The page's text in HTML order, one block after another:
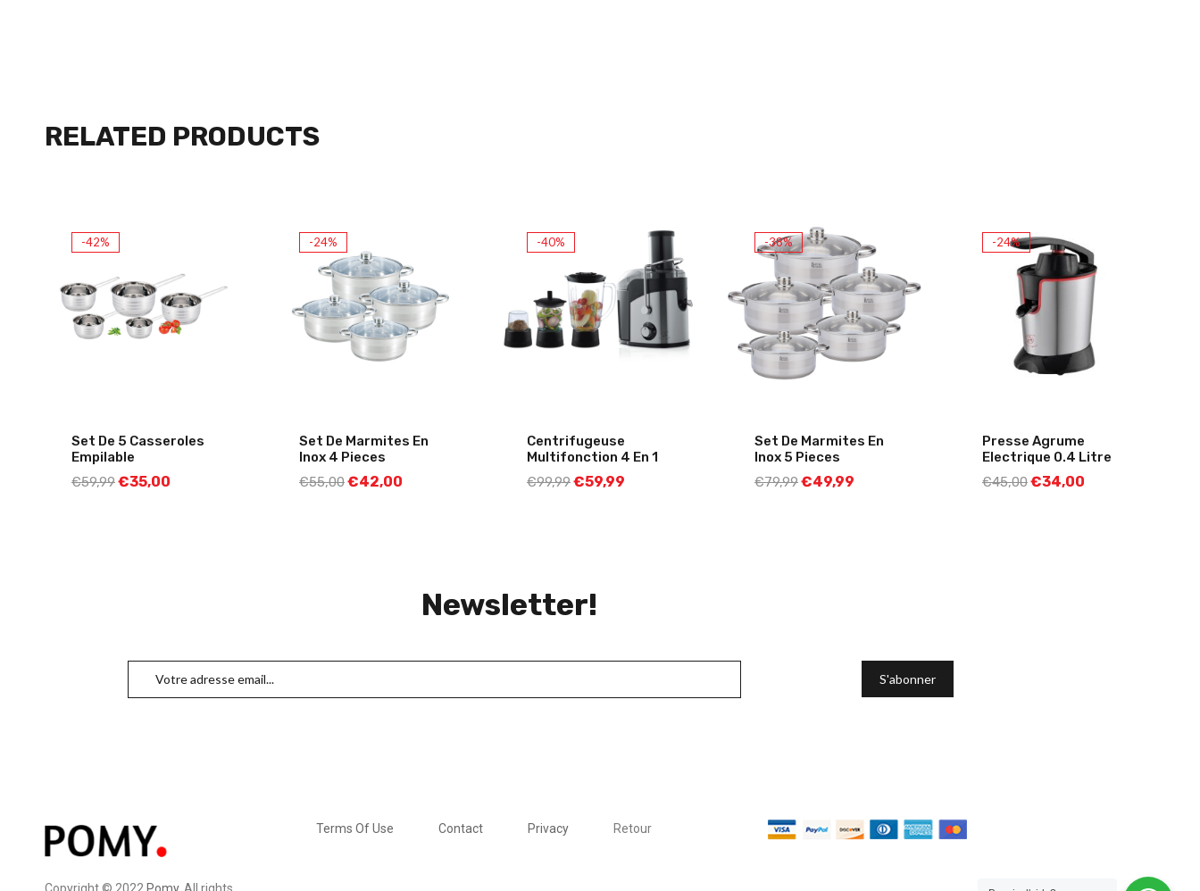
RELATED PRODUCTS
-42%
Set De 5 Casseroles
Empilable
€59,99€35,00
-24%
Set De Marmites En
Inox 4 Pieces
€55,00€42,00
-40%
Centrifugeuse
Multifonction 4 En 1
€99,99€59,99
-38%
Set De Marmites En
Inox 5 Pieces
€79,99€49,99
-24%
Presse Agrume
Electrique 0.4 Litre
€45,00€34,00
Newsletter!
Terms Of Use Contact Privacy Retour